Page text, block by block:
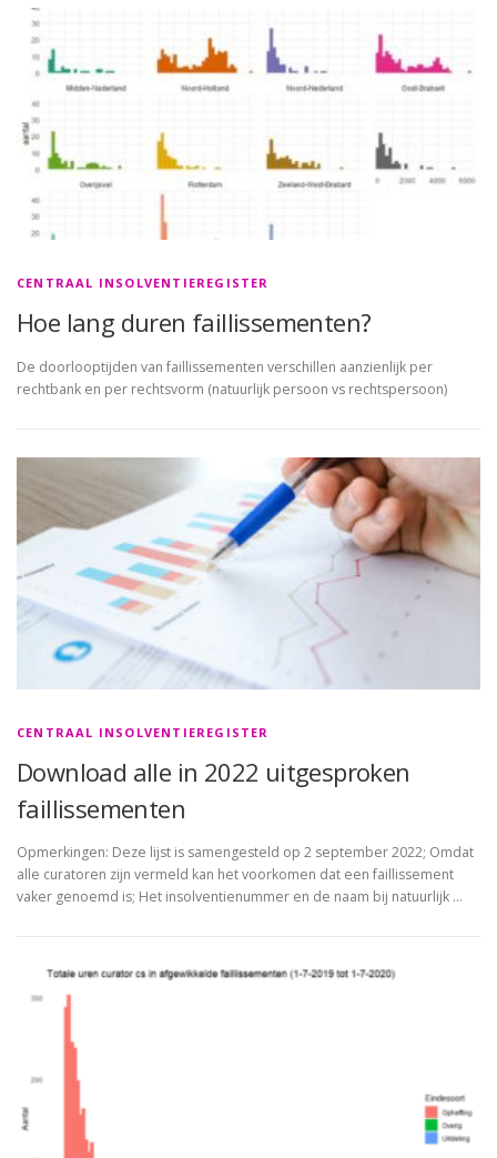
CENTRAAL INSOLVENTIEREGISTER
Hoe lang duren faillissementen?
De doorlooptijden van faillissementen verschillen aanzienlijk per
rechtbank en per rechtsvorm (natuurlijk persoon vs rechtspersoon)
CENTRAAL INSOLVENTIEREGISTER
Download alle in 2022 uitgesproken
faillissementen
Opmerkingen: Deze lijst is samengesteld op 2 september 2022; Omdat
alle curatoren zijn vermeld kan het voorkomen dat een faillissement
vaker genoemd is; Het insolventienummer en de naam bij natuurlijk …